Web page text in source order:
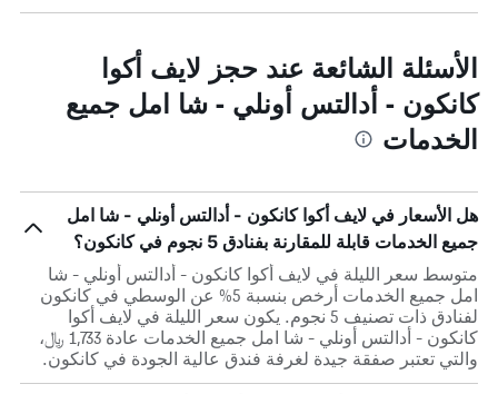
الأسئلة الشائعة عند حجز لايف أكوا
كانكون - أدالتس أونلي - شا امل جميع
الخدمات
هل الأسعار في لايف أكوا كانكون - أدالتس أونلي - شا امل
جميع الخدمات قابلة للمقارنة بفنادق 5 نجوم في كانكون؟
متوسط سعر الليلة في لايف أكوا كانكون - أدالتس أونلي - شا
امل جميع الخدمات أرخص بنسبة 5% عن الوسطي في كانكون
لفنادق ذات تصنيف 5 نجوم. يكون سعر الليلة في لايف أكوا
كانكون - أدالتس أونلي - شا امل جميع الخدمات عادة 1,733 ﷼،
والتي تعتبر صفقة جيدة لغرفة فندق عالية الجودة في كانكون.